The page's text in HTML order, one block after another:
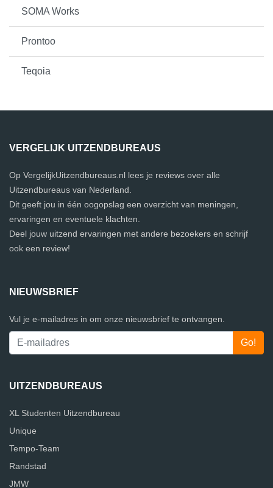
SOMA Works
Prontoo
Teqoia
VERGELIJK UITZENDBUREAUS
Op VergelijkUitzendbureaus.nl lees je reviews over alle
Uitzendbureaus van Nederland.
Dit geeft jou in één oogopslag een overzicht van meningen,
ervaringen en eventuele klachten.
Deel jouw uitzend ervaringen met andere bezoekers en schrijf
ook een review!
NIEUWSBRIEF
Vul je e-mailadres in om onze nieuwsbrief te ontvangen.
UITZENDBUREAUS
XL Studenten Uitzendbureau
Unique
Tempo-Team
Randstad
JMW